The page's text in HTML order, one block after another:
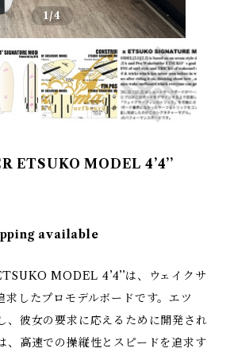
1/4
ETSUKO MODEL 4’4’’
available
MODEL 4’4’’は、ウェイクサ
求したプロモデルボードです。エツ
、彼女の要求に応えるために開発され
、高速での操縦性とスピードを追求す